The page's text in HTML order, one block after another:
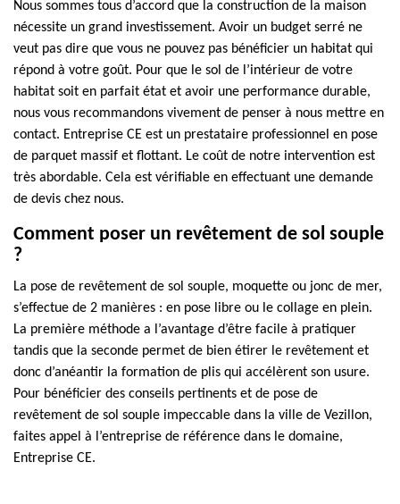
Nous sommes tous d’accord que la construction de la maison
nécessite un grand investissement. Avoir un budget serré ne
veut pas dire que vous ne pouvez pas bénéficier un habitat qui
répond à votre goût. Pour que le sol de l’intérieur de votre
habitat soit en parfait état et avoir une performance durable,
nous vous recommandons vivement de penser à nous mettre en
contact. Entreprise CE est un prestataire professionnel en pose
de parquet massif et flottant. Le coût de notre intervention est
très abordable. Cela est vérifiable en effectuant une demande
de devis chez nous.
Comment poser un revêtement de sol souple
?
La pose de revêtement de sol souple, moquette ou jonc de mer,
s’effectue de 2 manières : en pose libre ou le collage en plein.
La première méthode a l’avantage d’être facile à pratiquer
tandis que la seconde permet de bien étirer le revêtement et
donc d’anéantir la formation de plis qui accélèrent son usure.
Pour bénéficier des conseils pertinents et de pose de
revêtement de sol souple impeccable dans la ville de Vezillon,
faites appel à l’entreprise de référence dans le domaine,
Entreprise CE.